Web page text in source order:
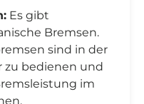
Es gibt
Bremsen.
sind in der
zu bedienen und
im